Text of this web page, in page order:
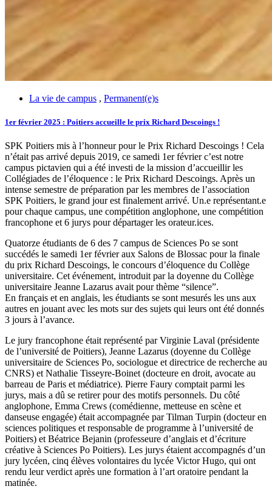
La vie de campus , Permanent(e)s
1er février 2025 : Poitiers accueille le prix Richard Descoings !
SPK Poitiers mis à l’honneur pour le Prix Richard Descoings ! Cela
n’était pas arrivé depuis 2019, ce samedi 1er février c’est notre
campus pictavien qui a été investi de la mission d’accueillir les
Collégiades de l’éloquence : le Prix Richard Descoings. Après un
intense semestre de préparation par les membres de l’association
SPK Poitiers, le grand jour est finalement arrivé. Un.e représentant.e
pour chaque campus, une compétition anglophone, une compétition
francophone et 6 jurys pour départager les orateur.ices.
Quatorze étudiants de 6 des 7 campus de Sciences Po se sont
succédés le samedi 1er février aux Salons de Blossac pour la finale
du prix Richard Descoings, le concours d’éloquence du Collège
universitaire. Cet événement, introduit par la doyenne du Collège
universitaire Jeanne Lazarus avait pour thème “silence”.
En français et en anglais, les étudiants se sont mesurés les uns aux
autres en jouant avec les mots sur des sujets qui leurs ont été donnés
3 jours à l’avance.
Le jury francophone était représenté par Virginie Laval (présidente
de l’université de Poitiers), Jeanne Lazarus (doyenne du Collège
universitaire de Sciences Po, sociologue et directrice de recherche au
CNRS) et Nathalie Tisseyre-Boinet (docteure en droit, avocate au
barreau de Paris et médiatrice). Pierre Faury comptait parmi les
jurys, mais a dû se retirer pour des motifs personnels. Du côté
anglophone, Emma Crews (comédienne, metteuse en scène et
danseuse engagée) était accompagnée par Tilman Turpin (docteur en
sciences politiques et responsable de programme à l’université de
Poitiers) et Béatrice Bejanin (professeure d’anglais et d’écriture
créative à Sciences Po Poitiers). Les jurys étaient accompagnés d’un
jury lycéen, cinq élèves volontaires du lycée Victor Hugo, qui ont
rendu leur verdict après une formation à l’art oratoire pendant la
matinée.